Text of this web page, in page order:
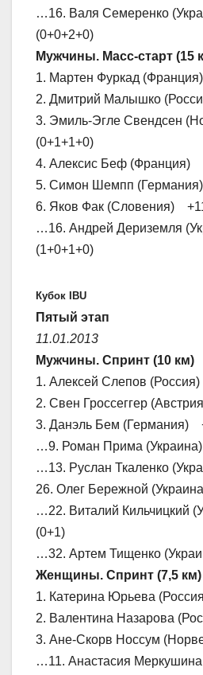
…16. Валя Семеренко
(0+0+2+0)
Мужчины. Масс-старт (15
1. Мартен Фуркад
2. Дмитрий Малышко
3. Эмиль-Эгле Свендсен
(0+1+1+0)
4. Алексис Беф (Франция)
5. Симон Шемпп
6. Яков Фак (Словения)
…16. Андрей Дериземля
(1+0+1+0)
Кубок IBU
Пятый этап
11.01.2013
Мужчины. Спринт (10 км)
1. Алексей Слепов
2. Свен Гроссеггер
3. Данэль Бем (Германия)
…9. Роман Прима
…13. Руслан Ткаленко
26. Олег Бережной
…22. Виталий Кильчицкий
(0+1)
…32. Артем Тищенко
Женщины. Спринт (7,5 км)
1. Катерина Юрьева
2. Валентина Назарова
3. Ане-Скорв Носсум
…11. Анастасия